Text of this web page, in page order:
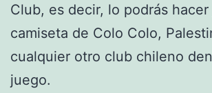
Club, es decir, lo podrás
camiseta de Colo Colo,
cualquier otro club chileno
juego.